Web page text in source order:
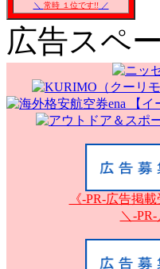
＼ 常時 １位です!!／
広告スペ
《-PR-広告掲載
＼-PR-